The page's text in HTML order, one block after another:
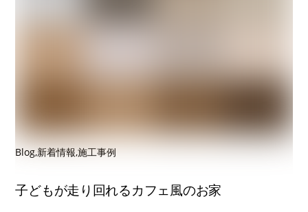
Blog,新着情報,施工事例
子どもが走り回れるカフェ風のお家